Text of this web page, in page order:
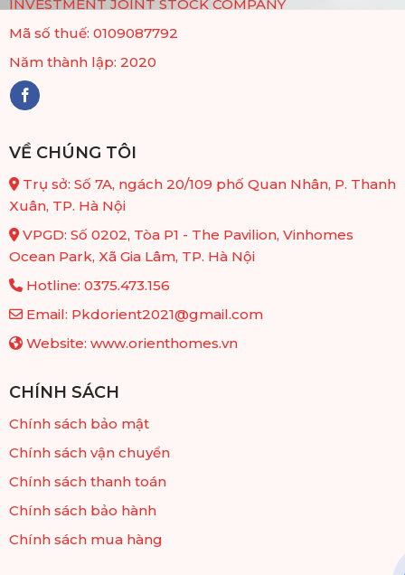
INVESTMENT JOINT STOCK COMPANY
Mã số thuế: 0109087792
Năm thành lập: 2020
VỀ CHÚNG TÔI
Trụ sở: Số 7A, ngách 20/109 phố Quan Nhân, P. Thanh
Xuân, TP. Hà Nội
VPGD: Số 0202, Tòa P1 - The Pavilion, Vinhomes
Ocean Park, Xã Gia Lâm, TP. Hà Nội
Hotline: 0375.473.156
Email: Pkdorient2021@gmail.com
Website: www.orienthomes.vn
CHÍNH SÁCH
Chính sách bảo mật
Chính sách vận chuyển
Chính sách thanh toán
Chính sách bảo hành
Chính sách mua hàng